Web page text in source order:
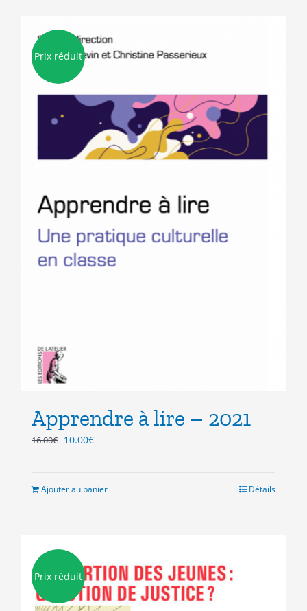
Prix réduit
Apprendre à lire – 2021
16.00€ Le
10.00€Le
est :
Ajouter au panier Détails
Prix réduit